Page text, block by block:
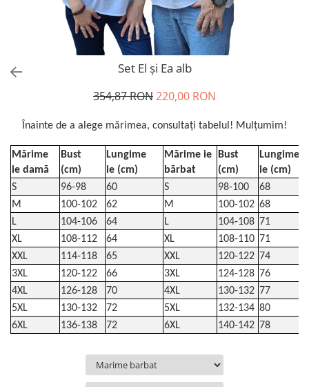
Set El și Ea alb
354,87 RON220,00 RON
Înainte de a alege mărimea, consultați tabelul! Mulțumim!
Mărime
ie damă
Bust
(cm)
Lungime
ie (cm)
Mărime ie
bărbat
Bust
(cm)
Lungime
ie (cm)
S
96-98 60 S 98-100
68
M
100-102 62 M 100-102 68
L
104-106 64 L 104-108 71
XL
108-112 64 XL 108-110 71
XXL
114-118 65 XXL 120-122 74
3XL
120-122 66 3XL 124-128 76
4XL
126-128 70 4XL 130-132 77
5XL
130-132 72 5XL 132-134 80
6XL
136-138 72 6XL 140-142 78